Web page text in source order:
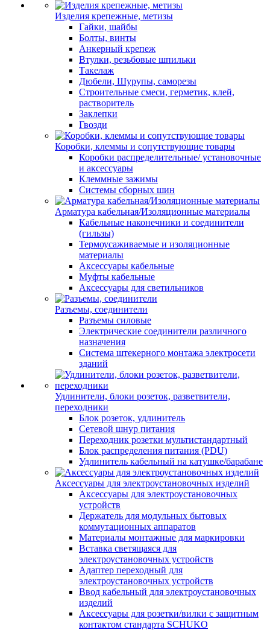
Изделия крепежные, метизы
Гайки, шайбы
Болты, винты
Анкерный крепеж
Втулки, резьбовые шпильки
Такелаж
Дюбели, Шурупы, саморезы
Строительные смеси, герметик, клей,
растворитель
Заклепки
Гвозди
Коробки, клеммы и сопутствующие товары
Коробки распределительные/ установочные
и аксессуары
Клеммные зажимы
Системы сборных шин
Арматура кабельная/Изоляционные материалы
Кабельные наконечники и соединители
(гильзы)
Термоусаживаемые и изоляционные
материалы
Аксессуары кабельные
Муфты кабельные
Аксессуары для светильников
Разъемы, соединители
Разъемы силовые
Электрические соединители различного
назначения
Система штекерного монтажа электросети
зданий
Удлинители, блоки розеток, разветвители,
переходники
Блок розеток, удлинитель
Сетевой шнур питания
Переходник розетки мультистандартный
Блок распределения питания (PDU)
Удлинитель кабельный на катушке/барабане
Аксессуары для электроустановочных изделий
Аксессуары для электроустановочных
устройств
Держатель для модульных бытовых
коммутационных аппаратов
Материалы монтажные для маркировки
Вставка светящаяся для
электроустановочных устройств
Адаптер переходный для
электроустановочных устройств
Ввод кабельный для электроустановочных
изделий
Аксессуары для розетки/вилки с защитным
контактом стандарта SCHUKO